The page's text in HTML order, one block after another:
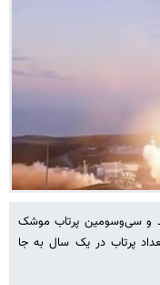
و سی‌وسومین پرتاب موشک
از نظر تعداد پرتاب در یک سال به جا